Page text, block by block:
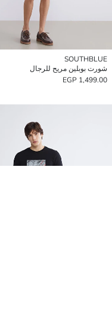
SOUTHBLUE
شورت بوبلين مريح للرجال
1,499.00 EGP